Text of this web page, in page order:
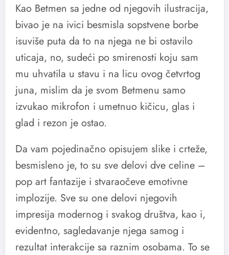
Kao Betmen sa jedne od njegovih ilustracija,
bivao je na ivici besmisla sopstvene borbe
isuviše puta da to na njega ne bi ostavilo
uticaja, no, sudeći po smirenosti koju sam
mu uhvatila u stavu i na licu ovog četvrtog
juna, mislim da je svom Betmenu samo
izvukao mikrofon i umetnuo kičicu, glas i
glad i rezon je ostao.
Da vam pojedinačno opisujem slike i crteže,
besmisleno je, to su sve delovi dve celine –
pop art fantazije i stvaraočeve emotivne
implozije. Sve su one delovi njegovih
impresija modernog i svakog društva, kao i,
evidentno, sagledavanje njega samog i
rezultat interakcije sa raznim osobama. To se